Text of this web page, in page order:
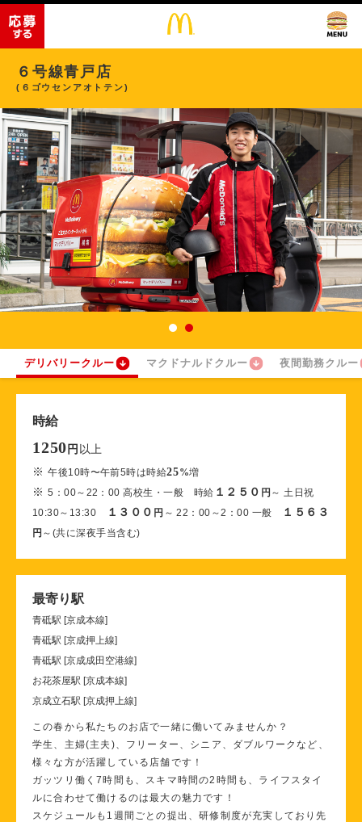
６号線青戸店
(６ゴウセンアオトテン)
デリバリークルー マクドナルドクルー 夜間勤務クルー
時給
1250 円 以上
※午後10時〜午前5時は時給25%増
※5：00～22：00 高校生・一般 時給 １２５０ 円 ～ 土日祝
10:30～13:30
１３００ 円 ～ 22：00～2：00 一般 １５６３
円 ～(共に深夜手当含む)
最寄り駅
青砥駅 [京成本線]
青砥駅 [京成押上線]
青砥駅 [京成成田空港線]
お花茶屋駅 [京成本線]
京成立石駅 [京成押上線]
この春から私たちのお店で一緒に働いてみませんか？
学生、主婦(主夫)、フリーター、シニア、ダブルワークなど、
様々な方が活躍している店舗です！
ガッツリ働く7時間も、スキマ時間の2時間も、ライフスタイ
ルに合わせて働けるのは最大の魅力です！
スケジュールも1週間ごとの提出、研修制度が充実しており先